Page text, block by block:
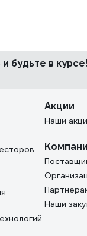
и будьте в
Акции
Наши
Наши